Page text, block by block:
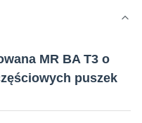
MR BA T3 o
puszek